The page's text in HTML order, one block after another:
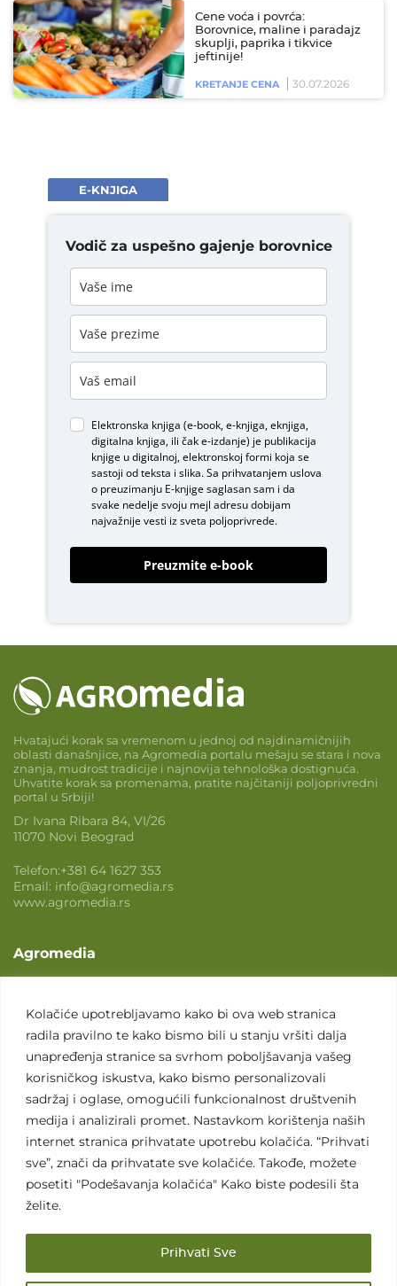
Kolačiće upotrebljavamo kako bi ova web stranica
radila pravilno te kako bismo bili u stanju vršiti dalja
unapređenja stranice sa svrhom poboljšavanja vašeg
korisničkog iskustva, kako bismo personalizovali
sadržaj i oglase, omogućili funkcionalnost društvenih
medija i analizirali promet. Nastavkom korištenja naših
internet stranica prihvatate upotrebu kolačića. “Prihvati
sve”, znači da prihvatate sve kolačiće. Takođe, možete
posetiti "Podešavanja kolačića" Kako biste podesili šta
želite.
Prihvati Sve
Cene voća i povrća:
Borovnice, maline i paradajz
skuplji, paprika i tikvice
jeftinije!
KRETANJE CENA 30.07.2026
E-KNJIGA
Vodič za uspešno gajenje borovnice
Elektronska knjiga (e-book, e-knjiga, eknjiga,
digitalna knjiga, ili čak e-izdanje) je publikacija
knjige u digitalnoj, elektronskoj formi koja se
sastoji od teksta i slika. Sa prihvatanjem uslova
o preuzimanju E-knjigesaglasan sam i da
svake nedelje svoju mejl adresu dobijam
najvažnije vesti iz sveta poljoprivrede.
Preuzmite e-book
Hvatajući korak sa vremenom u jednoj od najdinamičnijih
oblasti današnjice, na Agromedia portalu mešaju se stara i nova
znanja, mudrost tradicije i najnovija tehnološka dostignuća.
Uhvatite korak sa promenama, pratite najčitaniji poljoprivredni
portal u Srbiji!
Dr Ivana Ribara 84, VI/26
11070 Novi Beograd
Telefon:+381 64 1627 353
Email: info@agromedia.rs
www.agromedia.rs
Agromedia
Svet poljoprivrede
Marketing usluge
Tražimo saradnike
Kontakt
Kontakt